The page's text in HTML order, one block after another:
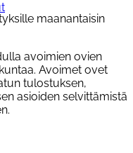
maanantaisin
avoimien ovien
Avoimet ovet
tulostuksen,
asioiden selvittämistä